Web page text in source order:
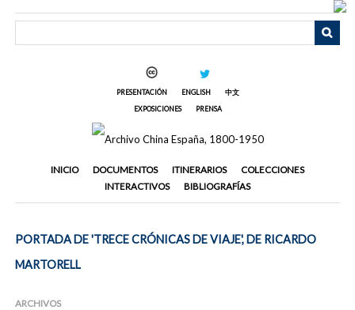
PRESENTACIÓN ENGLISH
中文
EXPOSICIONES
PRENSA
INICIO DOCUMENTOS ITINERARIOS
COLECCIONES
INTERACTIVOS
BIBLIOGRAFÍAS
PORTADA DE 'TRECE CRÓNICAS DE VIAJE', DE RICARDO
MARTORELL
ARCHIVOS